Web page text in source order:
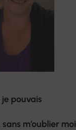
je pouvais
m’oublier moi